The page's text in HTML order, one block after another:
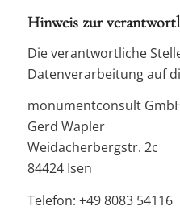
Hinweis zur
Die verantwortliche
Datenverarbeitung auf
monumentconsult
Gerd Wapler
Weidacherbergstr. 2c
84424 Isen
Telefon: +49 8083 54116